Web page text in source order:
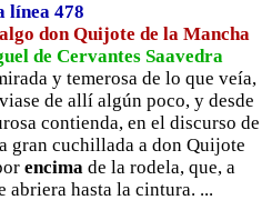
línea 478
don Quijote de la Mancha
de Cervantes Saavedra
y temerosa de lo que veía,
de allí algún poco, y desde
contienda, en el discurso de
gran cuchillada a don Quijote
encimade la rodela, que, a
abriera hasta la cintura. ...